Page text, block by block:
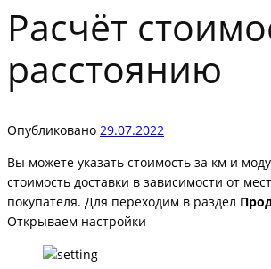
Расчёт
расстоянию
Опубликовано 29.07.2022
Вы можете указать стоимость за км и
стоимость доставки в зависимости от
покупателя. Для переходим в раздел
Открываем настройки